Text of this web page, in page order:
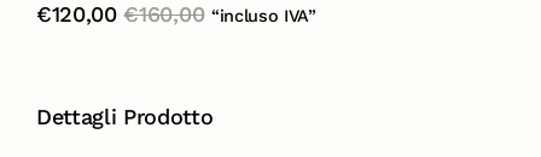
€120,00 €160,00 “incluso IVA”
Dettagli Prodotto